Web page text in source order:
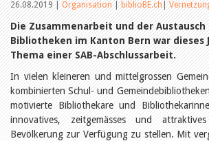
Agenda
Dienstleistungen
biblioBE nutzen
Aus der Kommission
Aus den Bibliotheken
Organisation
Raum und Infrastruktur
Bestand
Benutzung
Finanzen
Personal
Qualitätsmanagement
Recht und Politik
Öffentlichkeitsarbeit
26.08.2019|Organisation|biblioBE.ch|
Die Zusammenarbeit und der Austausch
Bibliotheken im Kanton Bern war dieses
Thema einer SAB-Abschlussarbeit.
In vielen kleineren und mittelgrossen
kombinierten Schul- und
motivierte Bibliothekare und
innovatives, zeitgemässes und
Bevölkerung zur Verfügung zu stellen. Mit